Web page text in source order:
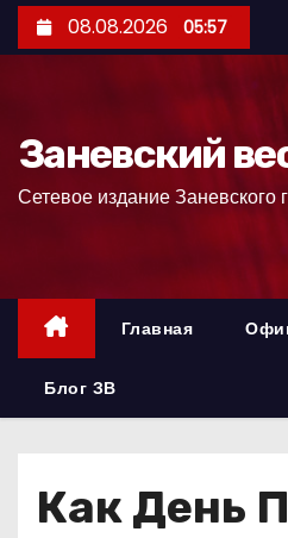
е
р
08.08.2026 05:57
Заневский
Сетевое издание Заневского
Главная
Блог ЗВ
Как День